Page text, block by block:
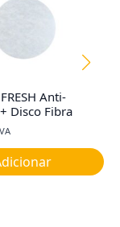
Anti-
Disco Fibra